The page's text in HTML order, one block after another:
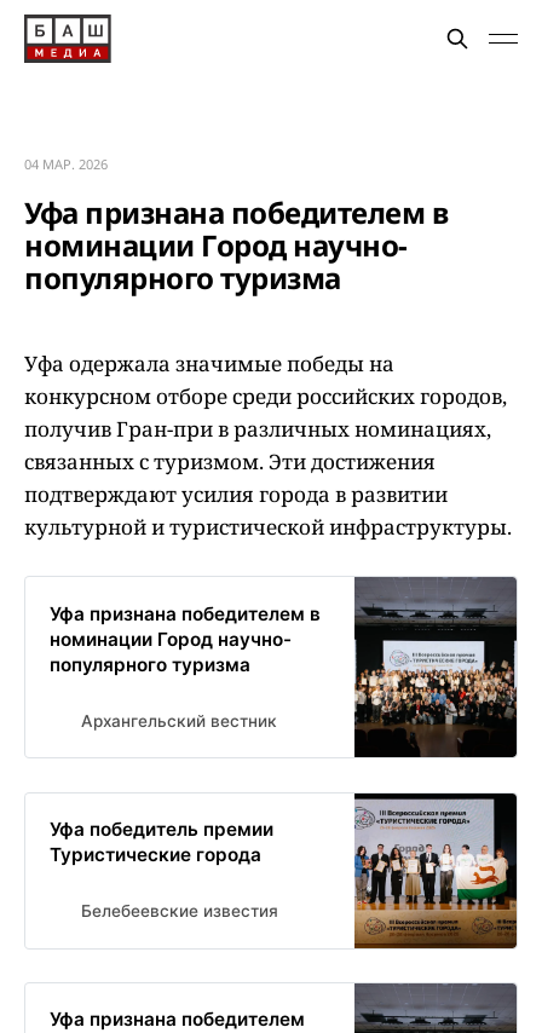
04 МАР. 2026
Уфа признана победителем в
номинации Город научно-
популярного туризма
Уфа одержала значимые победы на
конкурсном отборе среди российских городов,
получив Гран-при в различных номинациях,
связанных с туризмом. Эти достижения
подтверждают усилия города в развитии
культурной и туристической инфраструктуры.
Уфа признана победителем в
номинации Город научно-
популярного туризма
Архангельский вестник
Уфа победитель премии
Туристические города
Белебеевские известия
Уфа признана победителем